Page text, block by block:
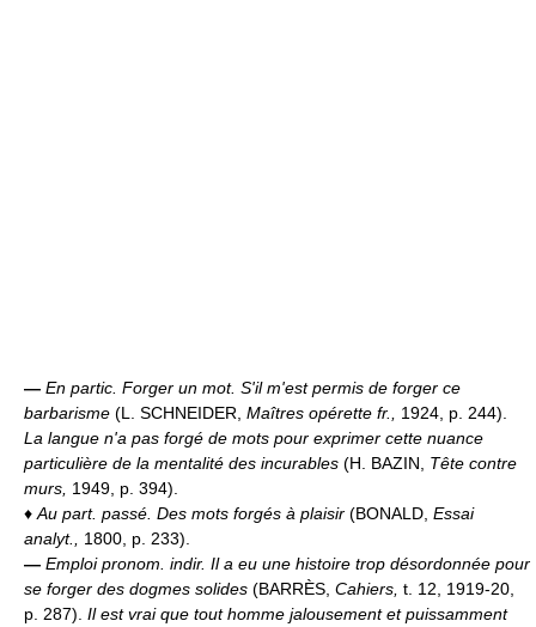
— En partic. Forger un mot. S'il m'est permis de forger ce
barbarisme (L. SCHNEIDER, Maîtres opérette fr., 1924, p. 244).
La langue n'a pas forgé de mots pour exprimer cette nuance
particulière de la mentalité des incurables (H. BAZIN, Tête contre
murs, 1949, p. 394).
♦ Au part. passé. Des mots forgés à plaisir (BONALD, Essai
analyt., 1800, p. 233).
— Emploi pronom. indir. Il a eu une histoire trop désordonnée pour
se forger des dogmes solides (BARRÈS, Cahiers, t. 12, 1919-20,
p. 287). Il est vrai que tout homme jalousement et puissamment